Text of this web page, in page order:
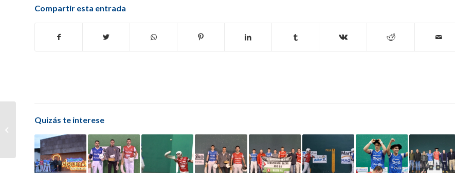
Compartir esta entrada
Quizás te interese
conquistan en Luzaide-
Valcarlos el
Campeonato
Profesional...